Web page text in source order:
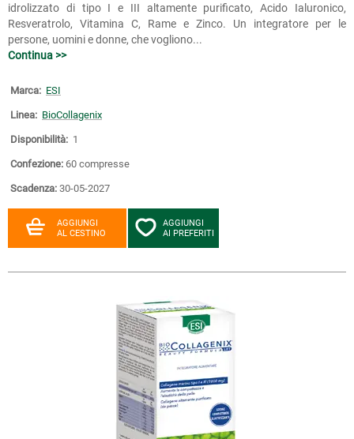
idrolizzato di tipo I e III altamente purificato, Acido Ialuronico,
Resveratrolo, Vitamina C, Rame e Zinco. Un integratore per le
persone, uomini e donne, che vogliono...
Continua >>
Marca: ESI
Linea: BioCollagenix
Disponibilità: 1
Confezione: 60 compresse
Scadenza: 30-05-2027
AGGIUNGI
AL CESTINO
AGGIUNGI
AI PREFERITI